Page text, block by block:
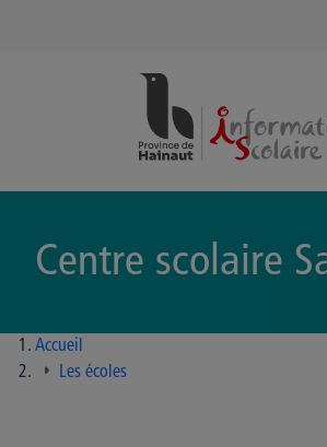
Centre scolaire
Accueil
Les écoles